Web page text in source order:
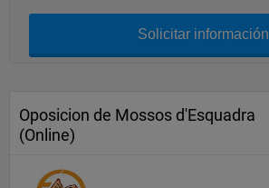
Solicitar información
Oposicion de Mossos d'Esquadra
(Online)